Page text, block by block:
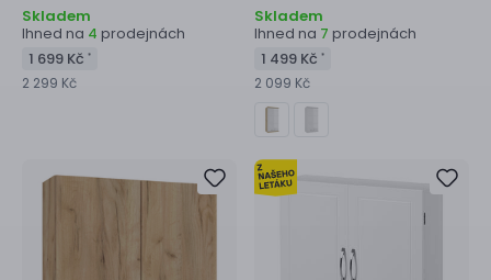
Skladem
Ihned na 4 prodejnách
1 699 Kč *
2 299 Kč
Skladem
Ihned na 7 prodejnách
1 499 Kč *
2 099 Kč